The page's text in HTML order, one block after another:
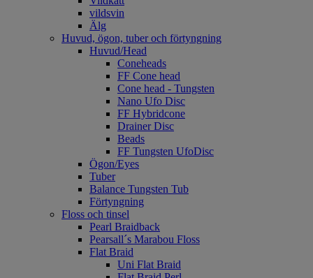
vildsvin
Älg
Huvud, ögon, tuber och förtyngning
Huvud/Head
Coneheads
FF Cone head
Cone head - Tungsten
Nano Ufo Disc
FF Hybridcone
Drainer Disc
Beads
FF Tungsten UfoDisc
Ögon/Eyes
Tuber
Balance Tungsten Tub
Förtyngning
Floss och tinsel
Pearl Braidback
Pearsall´s Marabou Floss
Flat Braid
Uni Flat Braid